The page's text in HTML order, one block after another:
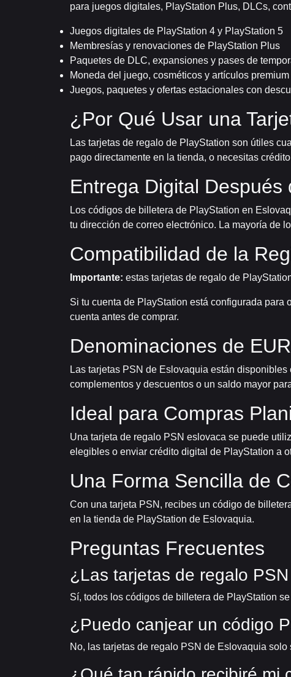
para juegos digitales, PlayStation Plus, DLCs,
Juegos digitales de PlayStation 4 y PlayStation 5
Membresías y renovaciones de PlayStation Plus
Paquetes de DLC, expansiones y pases de
Moneda del juego, cosméticos y artículos premium
Juegos, paquetes y ofertas estacionales con
¿Por Qué Usar una
Las tarjetas de regalo de PlayStation son útiles
pago directamente en la tienda, o necesitas
Entrega Digital Después
Los códigos de billetera de PlayStation en
tu dirección de correo electrónico. La mayoría de
Compatibilidad de la
Importante: estas tarjetas de regalo de
Si tu cuenta de PlayStation está configurada para
cuenta antes de comprar.
Denominaciones de
Las tarjetas PSN de Eslovaquia están
complementos y descuentos o un saldo mayor
Ideal para Compras
Una tarjeta de regalo PSN eslovaca se puede
elegibles o enviar crédito digital de PlayStation a
Una Forma Sencilla de
Con una tarjeta PSN, recibes un código de
en la tienda de PlayStation de Eslovaquia.
Preguntas Frecuentes
¿Las tarjetas de regalo
Sí, todos los códigos de billetera de PlayStation
¿Puedo canjear un código
No, las tarjetas de regalo PSN de Eslovaquia